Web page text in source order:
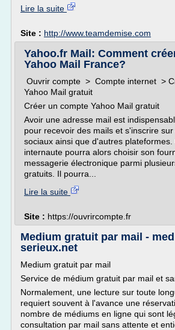
Lire la suite
Site : http://www.teamdemise.com
Yahoo.fr Mail: Comment
Yahoo Mail France?
Ouvrir compte > Compte internet >
Yahoo Mail gratuit
Créer un compte Yahoo Mail gratuit
Avoir une adresse mail est
pour recevoir des mails et s'inscrire
sociaux ainsi que d'autres plateformes.
internaute pourra alors choisir son
messagerie électronique parmi
gratuits. Il pourra...
Lire la suite
Site : https://ouvrircompte.fr
Medium gratuit par mail -
serieux.net
Medium gratuit par mail
Service de médium gratuit par mail et
Normalement, une lecture sur toute
requiert souvent à l'avance une
nombre de médiums en ligne qui sont
consultation par mail sans attente et